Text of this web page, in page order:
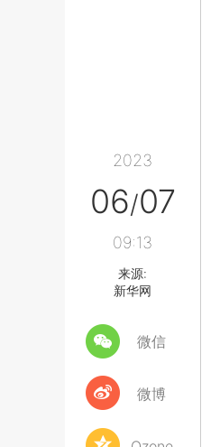
2023
06/07
09:13
来源:
新华网
微信
微博